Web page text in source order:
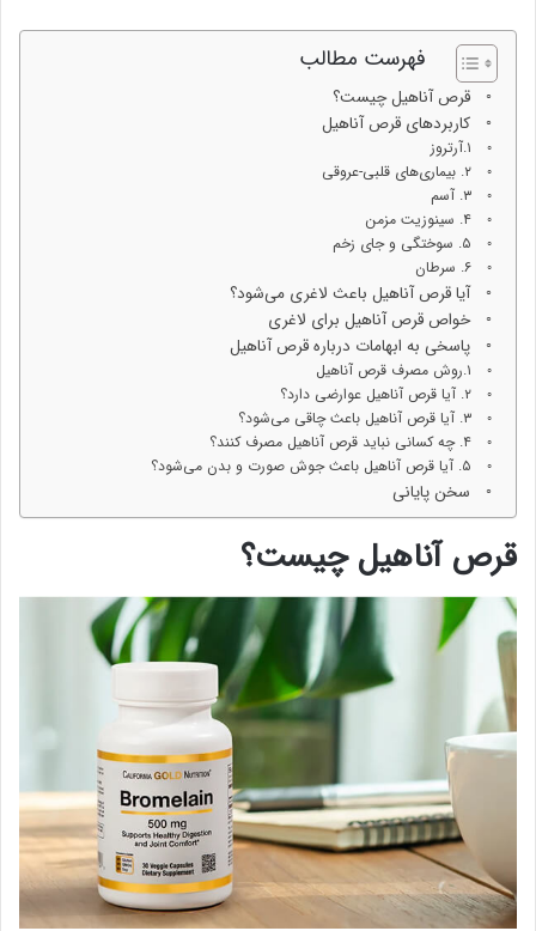
فهرست مطالب
قرص آناهیل چیست؟
کاربردهای قرص آناهیل
۱.آرتروز
۲. بیماری‌های قلبی-عروقی
۳. آسم
۴. سینوزیت مزمن
۵. سوختگی و جای زخم
۶. سرطان
آیا قرص آناهیل باعث لاغری می‌شود؟
خواص قرص آناهیل برای لاغری
پاسخی به ابهامات درباره قرص آناهیل
۱.روش مصرف قرص آناهیل
۲. آیا قرص آناهیل عوارضی دارد؟
۳. آیا قرص آناهیل باعث چاقی می‌شود؟
۴. چه کسانی نباید قرص آناهیل مصرف کنند؟
۵. آیا قرص آناهیل باعث جوش صورت و بدن می‌شود؟
سخن پایانی
قرص آناهیل چیست؟